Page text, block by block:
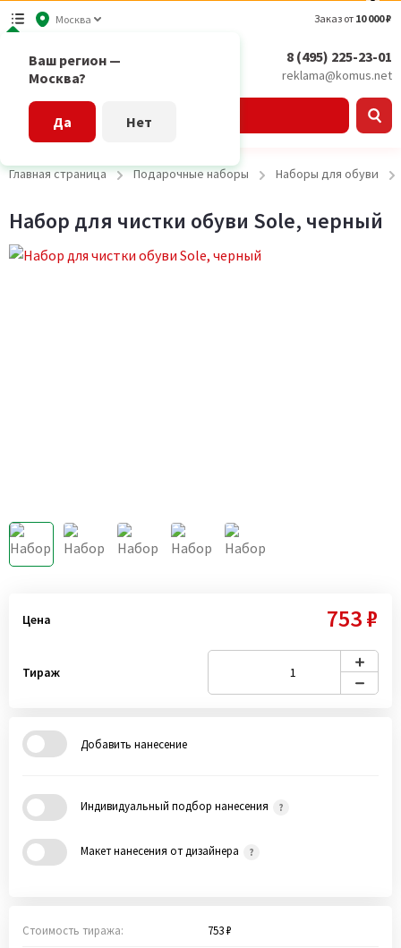
Москва
Ваш регион —
Москва?
Да Нет
Заказ от 10 000 ₽
8 (495) 225-23-01
reklama@komus.net
Главная страница Подарочные наборы Наборы для обуви
Набор для чистки обуви Sole, черный
Цена 753 ₽
Тираж
Добавить нанесение
Индивидуальный подбор нанесения
Макет нанесения от дизайнера
Стоимость тиража: 753 ₽